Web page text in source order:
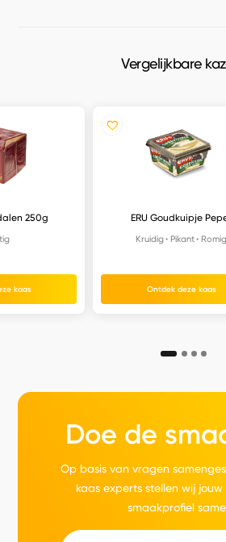
Vergelijkbare
250g
kaas
ERU Goudkuipje
Kruidig Pikant Romig
Ontdek deze kaas
Doe de
Op basis van vragen
kaas experts stellen wij jouw
smaakprofiel